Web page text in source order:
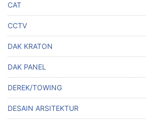
CAT
CCTV
DAK KRATON
DAK PANEL
DEREK/TOWING
DESAIN ARSITEKTUR